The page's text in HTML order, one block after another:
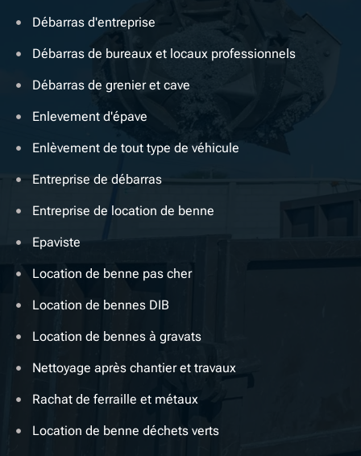
Débarras d'entreprise
Débarras de bureaux et locaux professionnels
Débarras de grenier et cave
Enlevement d'épave
Enlèvement de tout type de véhicule
Entreprise de débarras
Entreprise de location de benne
Epaviste
Location de benne pas cher
Location de bennes DIB
Location de bennes à gravats
Nettoyage après chantier et travaux
Rachat de ferraille et métaux
Location de benne déchets verts